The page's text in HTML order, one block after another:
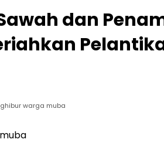
dan
warga muba